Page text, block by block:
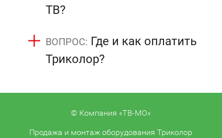
ТВ?
Где и как оплатить
Триколор?
© Компания «ТВ-МО»
Продажа и монтаж оборудования Триколор